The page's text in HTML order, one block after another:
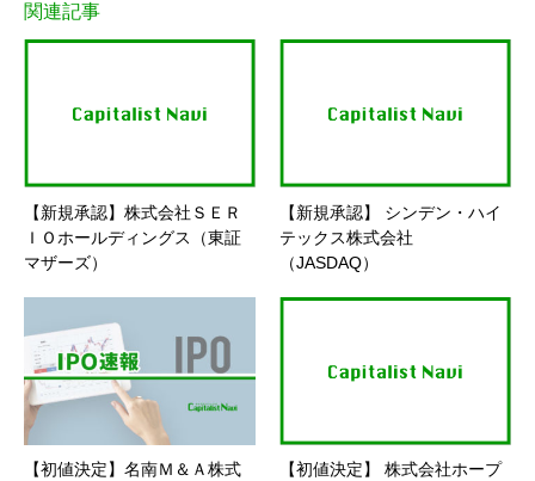
関連記事
【新規承認】株式会社ＳＥＲ
ＩＯホールディングス（東証
マザーズ）
【新規承認】 シンデン・ハイ
テックス株式会社
（JASDAQ）
【初値決定】名南Ｍ＆Ａ株式
【初値決定】 株式会社ホープ